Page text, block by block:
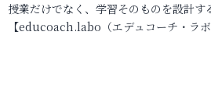
授業だけでなく、学習そのものを設計す
【educoach.labo（エデュコーチ・ラ